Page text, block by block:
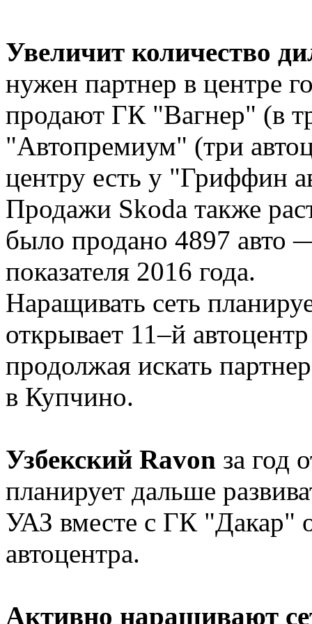
Увеличит количество
нужен партнер в центре
продают ГК "Вагнер" (в
"Автопремиум" (три
центру есть у "Гриффин
Продажи Skoda также
было продано 4897 авто
показателя 2016 года.
Наращивать сеть
открывает 11–й
продолжая искать
в Купчино.
Узбекский Ravon за год
планирует дальше
УАЗ вместе с ГК "Дакар"
автоцентра.
Активно наращивают